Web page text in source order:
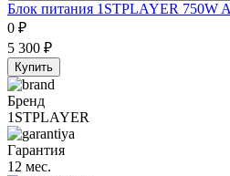
Блок питания 1STPLAYER 750W
0 ₽
5 300 ₽
Купить
Бренд
1STPLAYER
Гарантия
12 мес.